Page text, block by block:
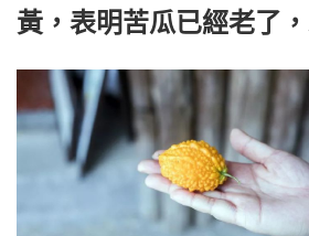
黃，表明苦瓜已經老了